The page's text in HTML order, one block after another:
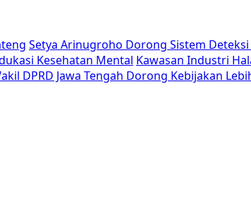
Setya Arinugroho Dorong Sistem
Kesehatan Mental Kawasan Industri
DPRD Jawa Tengah Dorong Kebijakan